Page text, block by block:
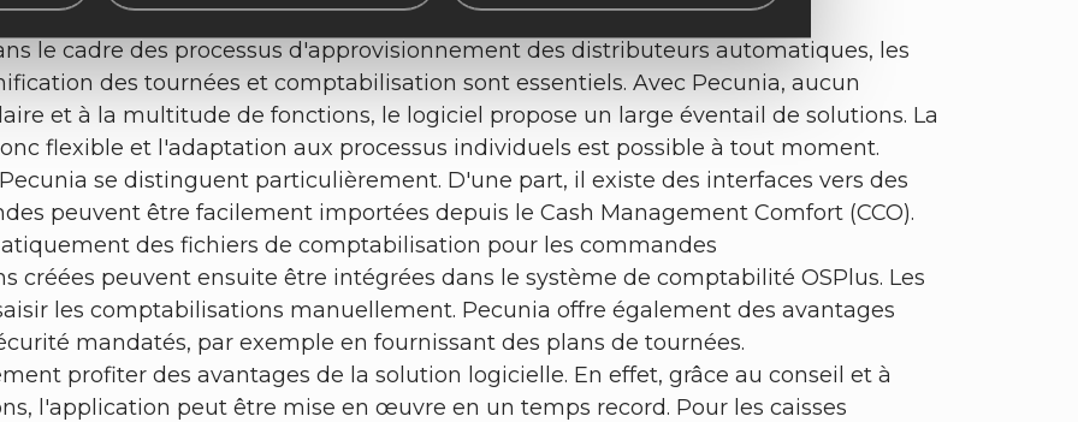
du traitement des espèces.
le cadre des processus d'approvisionnement des distributeurs automatiques, les
des tournées et comptabilisation sont essentiels. Avec Pecunia, aucun
et à la multitude de fonctions, le logiciel propose un large éventail de solutions. La
flexible et l'adaptation aux processus individuels est possible à tout moment.
se distinguent particulièrement. D'une part, il existe des interfaces vers des
peuvent être facilement importées depuis le Cash Management Comfort (CCO).
des fichiers de comptabilisation pour les commandes
créées peuvent ensuite être intégrées dans le système de comptabilité OSPlus. Les
les comptabilisations manuellement. Pecunia offre également des avantages
mandatés, par exemple en fournissant des plans de tournées.
profiter des avantages de la solution logicielle. En effet, grâce au conseil et à
l'application peut être mise en œuvre en un temps record. Pour les caisses